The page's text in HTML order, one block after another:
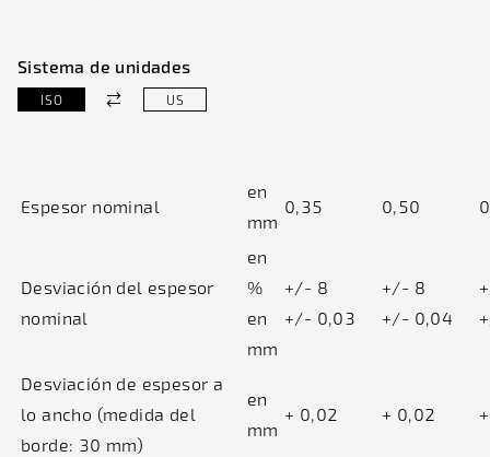
Sistema de unidades
ISO US
Espesor nominal
en
mm
0,35 0,50
Desviación del espesor
nominal
en
%
en
mm
+/- 8
+/- 0,03
+/- 8
+/- 0,04
Desviación de espesor a
lo ancho (medida del
borde: 30 mm)
en
mm
+ 0,02 + 0,02